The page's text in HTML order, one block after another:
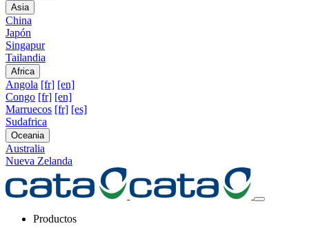
Asia
China
Japón
Singapur
Tailandia
Africa
Angola [fr] [en]
Congo [fr] [en]
Marruecos [fr] [es]
Sudafrica
Oceania
Australia
Nueva Zelanda
Productos